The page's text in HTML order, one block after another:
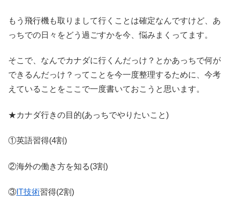
もう飛行機も取りまして行くことは確定なんですけど、あ
っちでの日々をどう過ごすかを今、悩みまくってます。
そこで、なんでカナダに行くんだっけ？とかあっちで何が
できるんだっけ？ってことを今一度整理するために、今考
えていることをここで一度書いておこうと思います。
★カナダ行きの目的(あっちでやりたいこと)
①英語習得(4割)
②海外の働き方を知る(3割)
③ IT技術習得(2割)